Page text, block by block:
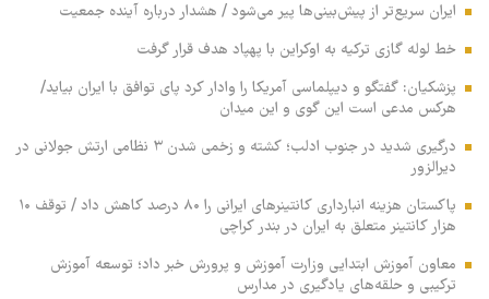
ایران سریع‌تر از پیش‌بینی‌ها پیر می‌شود / هشدار درباره آینده جمعیت
خط لوله گازی ترکیه به اوکراین با پهپاد هدف قرار گرفت
پزشکیان: گفتگو و دیپلماسی آمریکا را وادار کرد پای توافق با ایران بیاید/
هرکس مدعی است این گوی و این میدان
درگیری شدید در جنوب ادلب؛ کشته و زخمی شدن ۳ نظامی ارتش جولانی در
دیرالزور
پاکستان هزینه انبارداری کانتینرهای ایرانی را ۸۰ درصد کاهش داد / توقف ۱۰
هزار کانتینر متعلق به ایران در بندر کراچی
معاون آموزش ابتدایی وزارت آموزش و پرورش خبر داد؛ توسعه آموزش
ترکیبی و حلقه‌های یادگیری در مدارس